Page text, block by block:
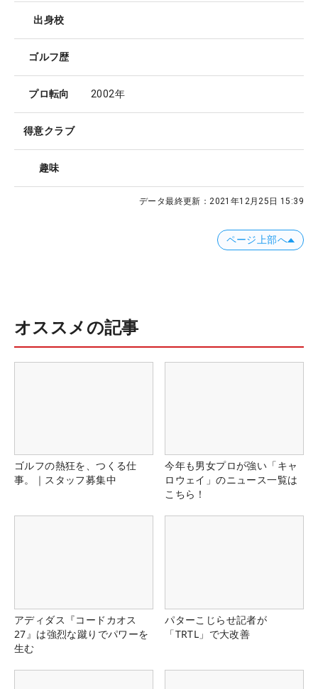
出身校
ゴルフ歴
プロ転向 2002年
得意クラブ
趣味
データ最終更新：2021年12月25日 15:39
ページ上部へ
オススメの記事
ゴルフの熱狂を、つくる仕
事。｜スタッフ募集中
今年も男女プロが強い「キャ
ロウェイ」のニュース一覧は
こちら！
アディダス『コードカオス
27』は強烈な蹴りでパワーを
生む
パターこじらせ記者が
「TRTL」で大改善